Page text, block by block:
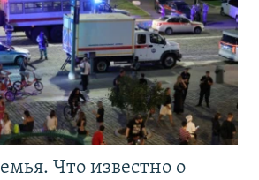
Что известно о